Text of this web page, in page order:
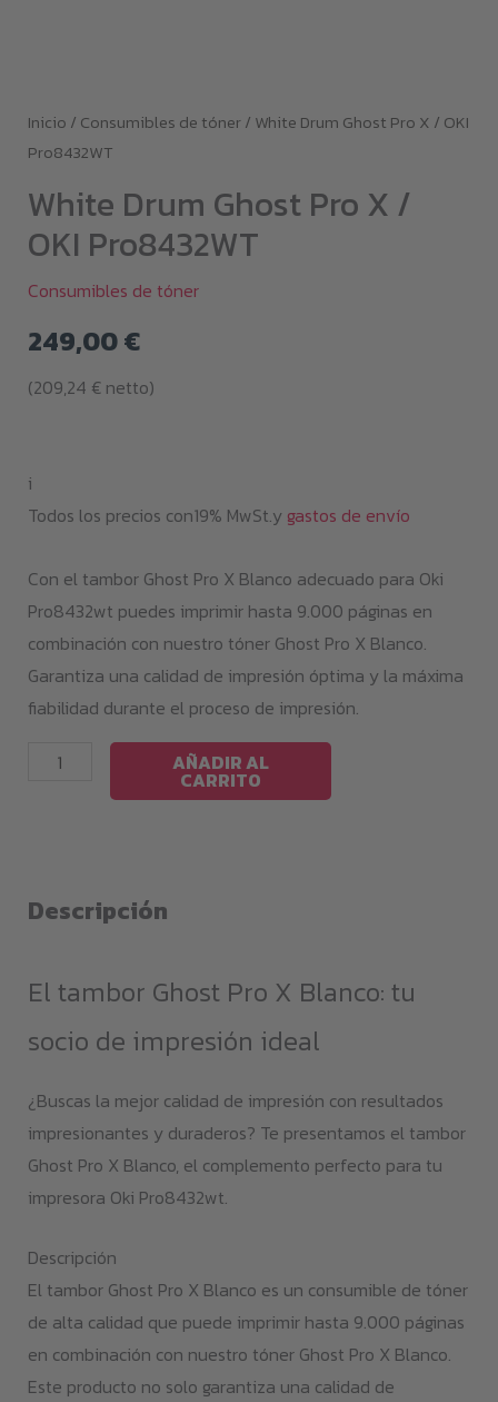
Inicio / Consumibles de tóner/ White Drum Ghost Pro X / OKI
Pro8432WT
White Drum Ghost Pro X /
OKI Pro8432WT
Consumibles de tóner
249,00€
(209,24 €netto)
i
Todos los precios con19% MwSt.y gastos de envío
Con el tambor Ghost Pro X Blanco adecuado para Oki
Pro8432wt puedes imprimir hasta 9.000 páginas en
combinación con nuestro tóner Ghost Pro X Blanco.
Garantiza una calidad de impresión óptima y la máxima
fiabilidad durante el proceso de impresión.
White
/
Pro8432WT
AÑADIR AL
CARRITO
Descripción
El tambor Ghost Pro X Blanco: tu
socio de impresión ideal
¿Buscas la mejor calidad de impresión con resultados
impresionantes y duraderos? Te presentamos el tambor
Ghost Pro X Blanco, el complemento perfecto para tu
impresora Oki Pro8432wt.
Descripción
El tambor Ghost Pro X Blanco es un consumible de tóner
de alta calidad que puede imprimir hasta 9.000 páginas
en combinación con nuestro tóner Ghost Pro X Blanco.
Este producto no solo garantiza una calidad de